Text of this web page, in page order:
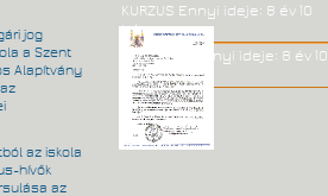
KURZUS Ennyi ideje: 8 év 10
hónap
JÓ KÖNYV!
Ennyi ideje: 8 év 10
hónap
jog
a Szent
Alapítvány
az iskola
hívők
az